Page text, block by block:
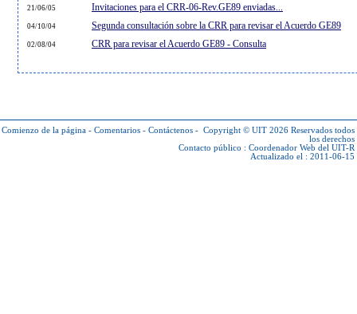
21/06/05 Invitaciones para el CRR-06-Rev.GE89 enviadas...
04/10/04 Segunda consultación sobre la CRR para revisar el Acuerdo GE89
02/08/04 CRR para revisar el Acuerdo GE89 - Consulta
Comienzo de la página - Comentarios - Contáctenos - Copyright © UIT 2026 Reservados todos
los derechos
Contacto público : Coordenador Web del UIT-R
Actualizado el : 2011-06-15